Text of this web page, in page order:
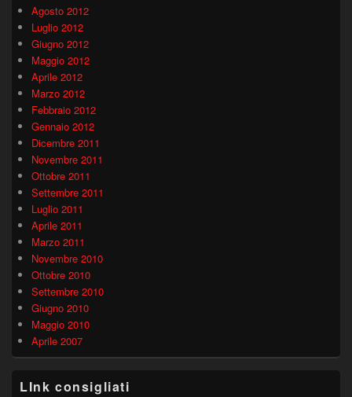
Agosto 2012
Luglio 2012
Giugno 2012
Maggio 2012
Aprile 2012
Marzo 2012
Febbraio 2012
Gennaio 2012
Dicembre 2011
Novembre 2011
Ottobre 2011
Settembre 2011
Luglio 2011
Aprile 2011
Marzo 2011
Novembre 2010
Ottobre 2010
Settembre 2010
Giugno 2010
Maggio 2010
Aprile 2007
LInk consigliati